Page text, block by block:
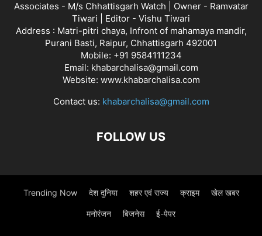
Associates - M/s Chhattisgarh Watch | Owner - Ramvatar
Tiwari | Editor - Vishu Tiwari
Address : Matri-pitri chaya, Infront of mahamaya mandir,
Purani Basti, Raipur, Chhattisgarh 492001
Mobile: +91 9584111234
Email: khabarchalisa@gmail.com
Website: www.khabarchalisa.com
Contact us: khabarchalisa@gmail.com
FOLLOW US
Trending Now देश दुनिया शहर एवं राज्य क्राइम खेल खबर
मनोरंजन बिजनेस ई-पेपर